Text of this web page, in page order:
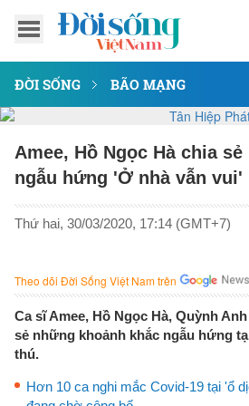
ĐỜI SỐNG BÃO MẠNG
Amee, Hồ Ngọc Hà chia
ngẫu hứng 'Ở nhà vẫn vui'
Thứ hai, 30/03/2020, 17:14 (GMT+7)
Theo dõi Đời Sống Việt Nam trên
Ca sĩ Amee, Hồ Ngọc Hà, Quỳnh
sẻ những khoảnh khắc ngẫu hứng
thú.
Hơn 10 ca nghi mắc Covid-19 tại 'ổ